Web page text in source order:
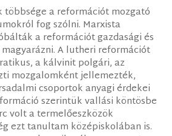
többsége a reformációt mozgató
fog szólni. Marxista
a reformációt gazdasági és
A lutheri reformációt
a kálvinit polgári, az
mozgalomként jellemezték,
csoportok anyagi érdekei
szerintük vallási köntösbe
volt a termelőeszközök
ezt tanultam középiskolában is.